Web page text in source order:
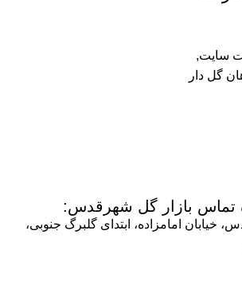
سایت,
گل دار
تماس بازار گل شهرقدس:
خیابان امامزاده، ابتدای گلبرگ جنوبی،